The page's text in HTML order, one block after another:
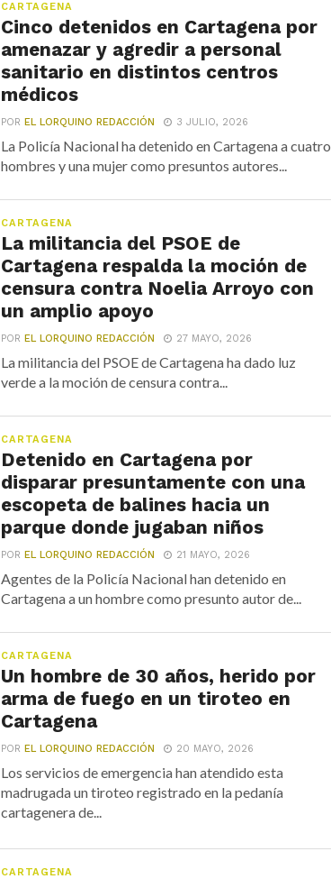
CARTAGENA
Cinco detenidos en Cartagena por
amenazar y agredir a personal
sanitario en distintos centros
médicos
POREL LORQUINO REDACCIÓN 3 JULIO, 2026
La Policía Nacional ha detenido en Cartagena a cuatro
hombres y una mujer como presuntos autores...
CARTAGENA
La militancia del PSOE de
Cartagena respalda la moción de
censura contra Noelia Arroyo con
un amplio apoyo
POREL LORQUINO REDACCIÓN 27 MAYO, 2026
La militancia del PSOE de Cartagena ha dado luz
verde a la moción de censura contra...
CARTAGENA
Detenido en Cartagena por
disparar presuntamente con una
escopeta de balines hacia un
parque donde jugaban niños
POREL LORQUINO REDACCIÓN 21 MAYO, 2026
Agentes de la Policía Nacional han detenido en
Cartagena a un hombre como presunto autor de...
CARTAGENA
Un hombre de 30 años, herido por
arma de fuego en un tiroteo en
Cartagena
POREL LORQUINO REDACCIÓN 20 MAYO, 2026
Los servicios de emergencia han atendido esta
madrugada un tiroteo registrado en la pedanía
cartagenera de...
CARTAGENA